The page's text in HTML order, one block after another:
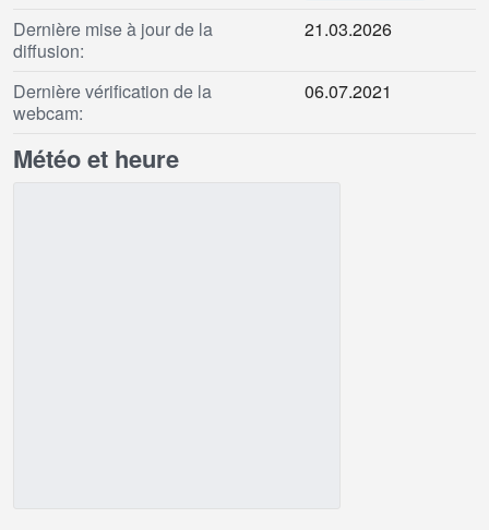
Dernière mise à jour de la
diffusion:
21.03.2026
Dernière vérification de la
webcam:
06.07.2021
Météo et heure